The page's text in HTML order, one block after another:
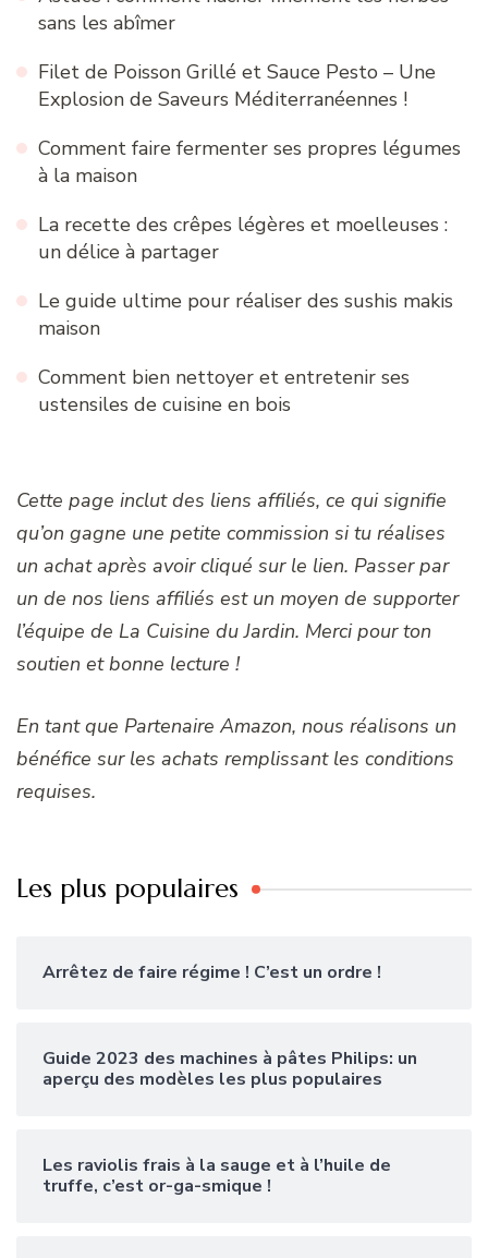
sans les abîmer
Filet de Poisson Grillé et Sauce Pesto – Une
Explosion de Saveurs Méditerranéennes !
Comment faire fermenter ses propres légumes
à la maison
La recette des crêpes légères et moelleuses :
un délice à partager
Le guide ultime pour réaliser des sushis makis
maison
Comment bien nettoyer et entretenir ses
ustensiles de cuisine en bois
Cette page inclut des liens affiliés, ce qui signifie
qu’on gagne une petite commission si tu réalises
un achat après avoir cliqué sur le lien. Passer par
un de nos liens affiliés est un moyen de supporter
l’équipe de La Cuisine du Jardin. Merci pour ton
soutien et bonne lecture !
En tant que Partenaire Amazon, nous réalisons un
bénéfice sur les achats remplissant les conditions
requises.
Les plus populaires
Arrêtez de faire régime ! C’est un ordre !
Guide 2023 des machines à pâtes Philips: un
aperçu des modèles les plus populaires
Les raviolis frais à la sauge et à l’huile de
truffe, c’est or-ga-smique !